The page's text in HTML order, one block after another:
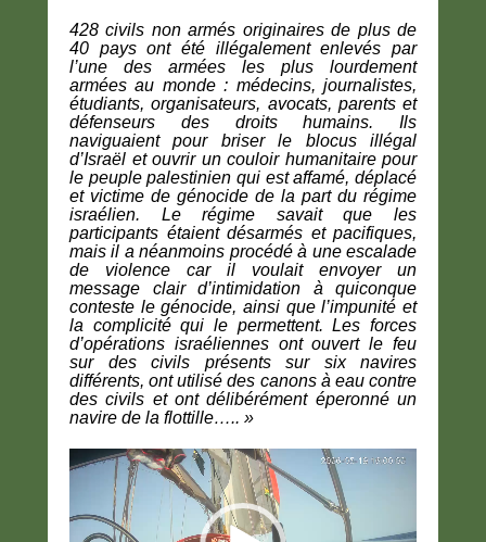
428 civils non armés originaires de plus de
40 pays ont été illégalement enlevés par
l’une des armées les plus lourdement
armées au monde : médecins, journalistes,
étudiants, organisateurs, avocats, parents et
défenseurs des droits humains. Ils
naviguaient pour briser le blocus illégal
d’Israël et ouvrir un couloir humanitaire pour
le peuple palestinien qui est affamé, déplacé
et victime de génocide de la part du régime
israélien. Le régime savait que les
participants étaient désarmés et pacifiques,
mais il a néanmoins procédé à une escalade
de violence car il voulait envoyer un
message clair d’intimidation à quiconque
conteste le génocide, ainsi que l’impunité et
la complicité qui le permettent. Les forces
d’opérations israéliennes ont ouvert le feu
sur des civils présents sur six navires
différents, ont utilisé des canons à eau contre
des civils et ont délibérément éperonné un
navire de la flottille….. »
Lecteur
vidéo